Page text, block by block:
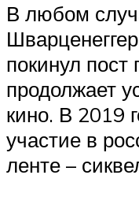
В любом
покинул пост
продолжает
кино. В 2019
участие в
ленте –